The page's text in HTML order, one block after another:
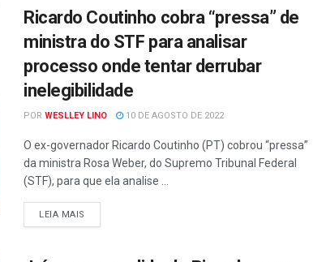
Ricardo Coutinho cobra “pressa” de
ministra do STF para analisar
processo onde tentar derrubar
inelegibilidade
POR WESLLEY LINO 10 DE AGOSTO DE 2022
O ex-governador Ricardo Coutinho (PT) cobrou “pressa”
da ministra Rosa Weber, do Supremo Tribunal Federal
(STF), para que ela analise ...
LEIA MAIS